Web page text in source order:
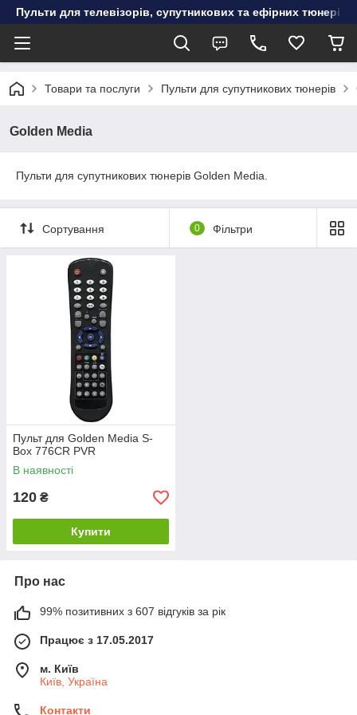
Пульти для телевізорів, супутникових та ефірних тюнерів,
Товари та послуги Пульти для супутникових тюнерів
Golden Media
Пульти для супутникових тюнерів Golden Media.
Сортування 0 Фільтри
Пульт для Golden Media S-
Box 776CR PVR
В наявності
120 ₴
Купити
Про нас
99% позитивних з 607 відгуків за рік
Працює з 17.05.2017
м. Київ
Київ, Україна
Контакти